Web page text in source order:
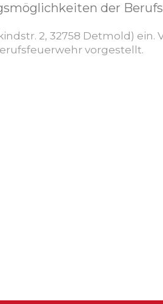
der
2, 32758 Detmol d ) ein.
feuerwehr vorgestellt.